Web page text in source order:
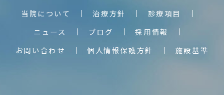
当院について 治療方針
診療項目
ニュース
ブログ
採用情報
お問い合わせ
個人情報保護方針 施設基準